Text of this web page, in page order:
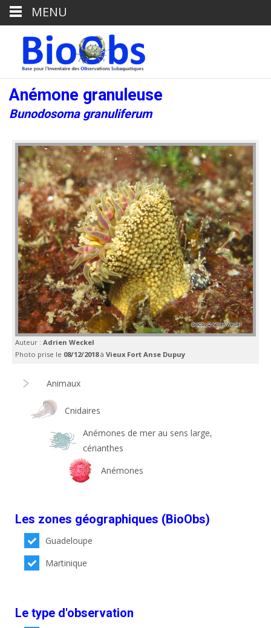
Anémone granuleuse
Bunodosoma granuliferum
Auteur : Adrien Weckel
Photo prise le 08/12/2018à Vieux Fort Anse Dupuy
Animaux
Cnidaires
Anémones de mer au sens large,
cérianthes
Anémones
Les zones géographiques (BioObs)
Guadeloupe
Martinique
Le type d'observation
MENU